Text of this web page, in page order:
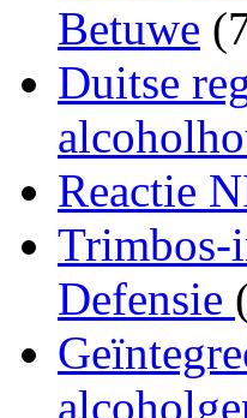
Betuwe
Duitse
Reactie
Trimbos-
Defensie